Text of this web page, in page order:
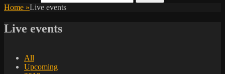
Home »Live events
Live events
All
Upcoming